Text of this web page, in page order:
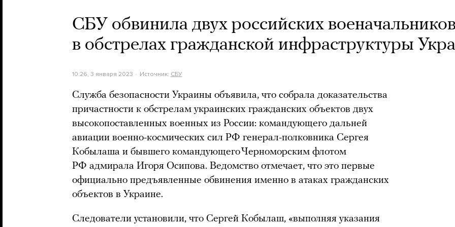
СБУ обвинила двух российских
в обстрелах гражданской инфраструктуры
10:26, 3 января 2023 Источник: СБУ
Служба безопасности Украины объявила, что собрала доказательства
причастности к обстрелам украинских гражданских объектов двух
высокопоставленных военных из России: командующего дальней
авиации военно-космических сил РФ генерал-полковника Сергея
Кобылаша и бывшего командующего Черноморским флотом
РФ адмирала Игоря Осипова. Ведомство отмечает, что это первые
официально предъявленные обвинения именно в атаках гражданских
объектов в Украине.
Следователи установили, что Сергей Кобылаш, «выполняя указания